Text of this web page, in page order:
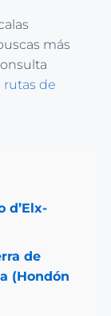
más
rutas de
d’Elx-
de
(Hondón